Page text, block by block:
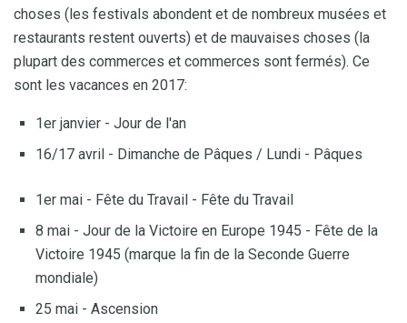
choses (les festivals abondent et de nombreux musées et
restaurants restent ouverts) et de mauvaises choses (la
plupart des commerces et commerces sont fermés). Ce
sont les vacances en 2017:
1er janvier - Jour de l'an
16/17 avril - Dimanche de Pâques / Lundi - Pâques
1er mai - Fête du Travail - Fête du Travail
8 mai - Jour de la Victoire en Europe 1945 - Fête de la
Victoire 1945 (marque la fin de la Seconde Guerre
mondiale)
25 mai - Ascension